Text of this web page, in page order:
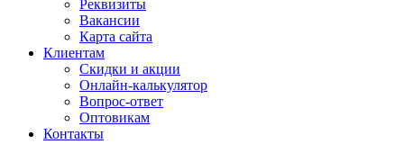
Реквизиты
Вакансии
Карта сайта
Клиентам
Скидки и акции
Онлайн-калькулятор
Вопрос-ответ
Оптовикам
Контакты